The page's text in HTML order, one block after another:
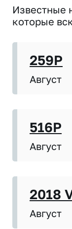
Известные
которые
259P
Август
516P
Август
2018
Август